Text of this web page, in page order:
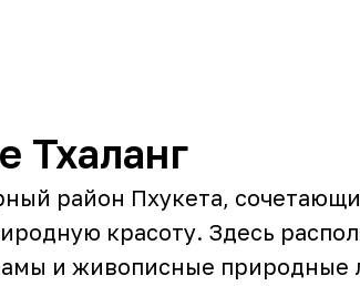
Тхаланг
район Пхукета,
красоту. Здесь
и живописные природные